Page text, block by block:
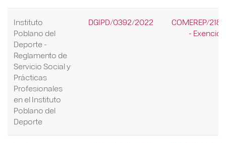
Instituto
Poblano del
Deporte -
Reglamento de
Servicio Social y
Prácticas
Profesionales
en el Instituto
Poblano del
Deporte
DGIPD/0392/2022
COMEREP/
- Exención